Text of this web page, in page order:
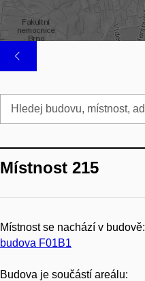
Místnost 215
Místnost se nachází v budově:
budova F01B1
Budova je součástí areálu: